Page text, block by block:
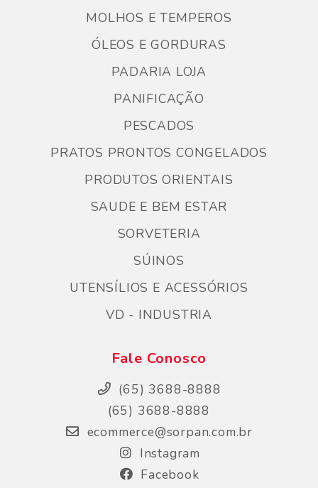
MOLHOS E TEMPEROS
ÓLEOS E GORDURAS
PADARIA LOJA
PANIFICAÇÃO
PESCADOS
PRATOS PRONTOS CONGELADOS
PRODUTOS ORIENTAIS
SAUDE E BEM ESTAR
SORVETERIA
SÚINOS
UTENSÍLIOS E ACESSÓRIOS
VD - INDUSTRIA
Fale Conosco
(65) 3688-8888
(65) 3688-8888
ecommerce@sorpan.com.br
Instagram
Facebook